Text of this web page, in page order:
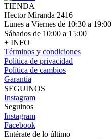
TIENDA
Hector Miranda 2416
Lunes a Viernes de 10:30 a 19:00
Sábados de 10:00 a 15:00
+ INFO
Términos y condiciones
Política de privacidad
Política de cambios
Garantía
SEGUINOS
Instagram
Seguinos
Instagram
Facebook
Entérate de lo último